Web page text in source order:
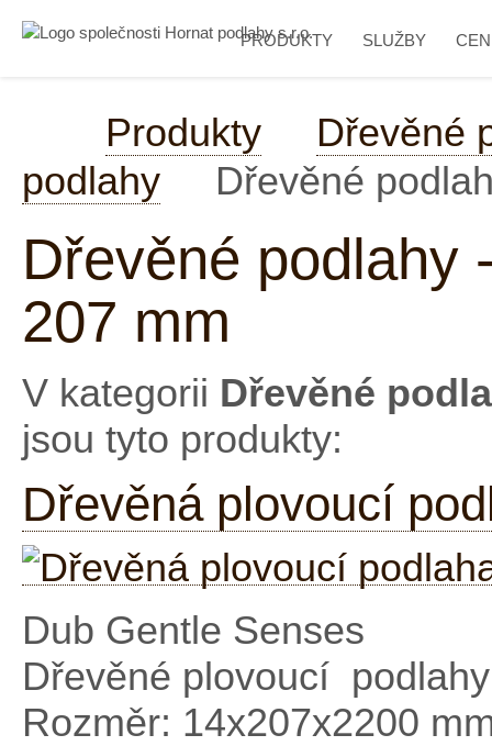
PRODUKTY SLUŽBY
Produkty
Dřevěné
podlahy
Dřevěné
Dřevěné podlahy
207 mm
V kategorii Dřevěné
jsou tyto produkty:
Dřevěná plovoucí
Dub Gentle Senses
Dřevěné plovoucí
Rozměr: 14x207x2200